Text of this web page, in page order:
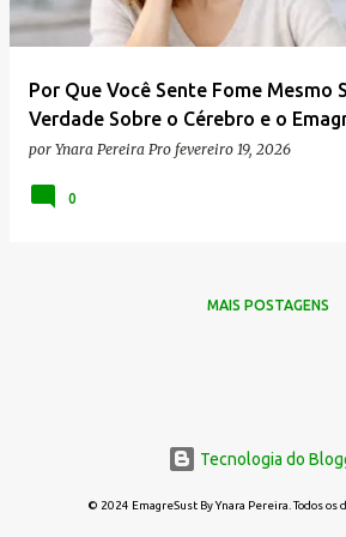
g
e
Por Que Você Sente Fome Mesmo
Verdade Sobre o Cérebro e o
por Ynara Pereira Pro fevereiro 19, 2026
0
MAIS POSTAGENS
Tecnologia do
© 2024 EmagreSust By Ynara Pereira. Todos os